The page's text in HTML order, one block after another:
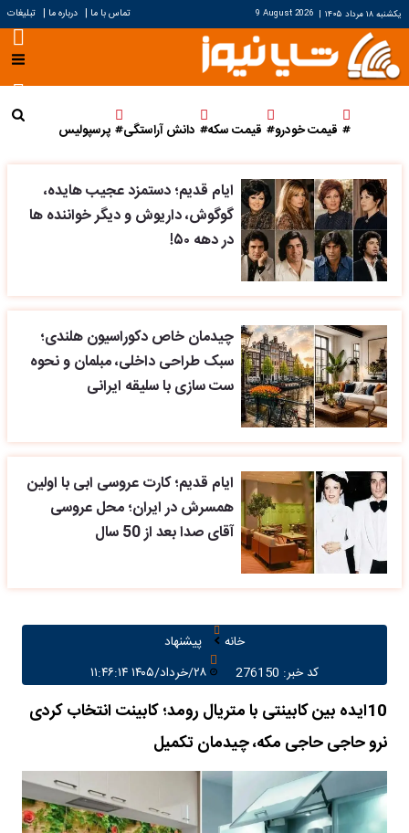
یکشنبه ۱۸ مرداد ۱۴۰۵ |
9 August 2026 تماس با ما | درباره ما | تبلیغات
قیمت خودرو قیمت سکه دانش آراستگی پرسپولیس
ایام قدیم؛ دستمزد عجیب هایده،
گوگوش، داریوش و دیگر خواننده ها
در دهه ۵۰!
چیدمان خاص دکوراسیون هلندی؛
سبک طراحی داخلی، مبلمان و نحوه
ست سازی با سلیقه ایرانی
ایام قدیم؛ کارت عروسی ابی با اولین
همسرش در ایران؛ محل عروسی
آقای صدا بعد از 50 سال
خانه
پیشنهاد
کد خبر: 276150
10ایده بین کابینتی با متریال رومد؛ کابینت انتخاب کردی
نرو حاجی حاجی مکه، چیدمان تکمیل